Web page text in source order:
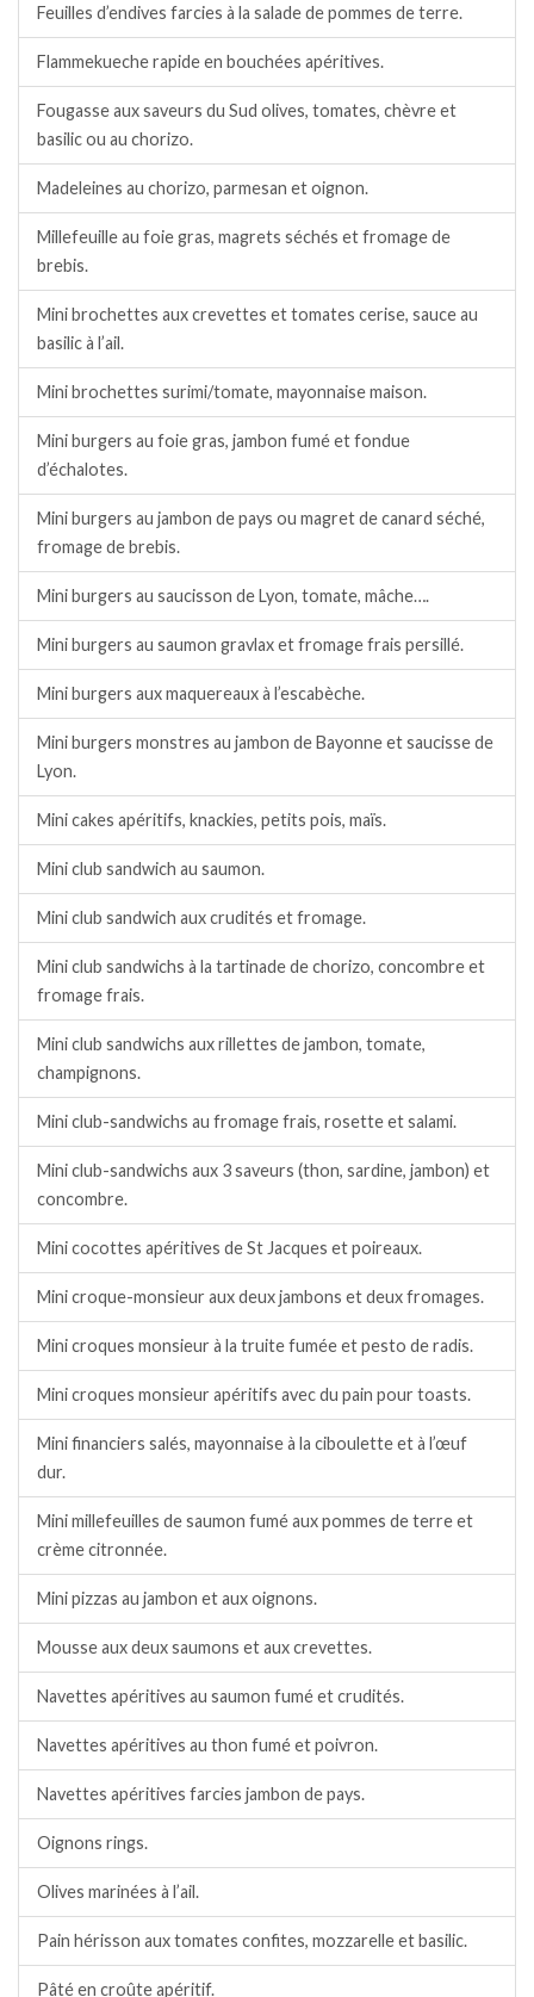
Feuilles d’endives farcies à la salade de pommes de terre.
Flammekueche rapide en bouchées apéritives.
Fougasse aux saveurs du Sud olives, tomates, chèvre et
basilic ou au chorizo.
Madeleines au chorizo, parmesan et oignon.
Millefeuille au foie gras, magrets séchés et fromage de
brebis.
Mini brochettes aux crevettes et tomates cerise, sauce au
basilic à l’ail.
Mini brochettes surimi/tomate, mayonnaise maison.
Mini burgers au foie gras, jambon fumé et fondue
d’échalotes.
Mini burgers au jambon de pays ou magret de canard séché,
fromage de brebis.
Mini burgers au saucisson de Lyon, tomate, mâche….
Mini burgers au saumon gravlax et fromage frais persillé.
Mini burgers aux maquereaux à l’escabèche.
Mini burgers monstres au jambon de Bayonne et saucisse de
Lyon.
Mini cakes apéritifs, knackies, petits pois, maïs.
Mini club sandwich au saumon.
Mini club sandwich aux crudités et fromage.
Mini club sandwichs à la tartinade de chorizo, concombre et
fromage frais.
Mini club sandwichs aux rillettes de jambon, tomate,
champignons.
Mini club-sandwichs au fromage frais, rosette et salami.
Mini club-sandwichs aux 3 saveurs (thon, sardine, jambon) et
concombre.
Mini cocottes apéritives de St Jacques et poireaux.
Mini croque-monsieur aux deux jambons et deux fromages.
Mini croques monsieur à la truite fumée et pesto de radis.
Mini croques monsieur apéritifs avec du pain pour toasts.
Mini financiers salés, mayonnaise à la ciboulette et à l’œuf
dur.
Mini millefeuilles de saumon fumé aux pommes de terre et
crème citronnée.
Mini pizzas au jambon et aux oignons.
Mousse aux deux saumons et aux crevettes.
Navettes apéritives au saumon fumé et crudités.
Navettes apéritives au thon fumé et poivron.
Navettes apéritives farcies jambon de pays.
Oignons rings.
Olives marinées à l’ail.
Pain hérisson aux tomates confites, mozzarelle et basilic.
Pâté en croûte apéritif.